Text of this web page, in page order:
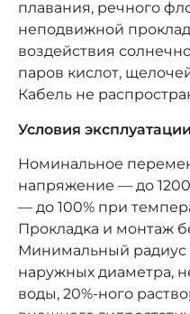
плавания, речного
неподвижной
воздействия
паров кислот,
Кабель не
Условия
Номинальное
напряжение — до
— до 100% при
Прокладка и монтаж
Минимальный радиус
наружных диаметра,
воды, 20%-ного